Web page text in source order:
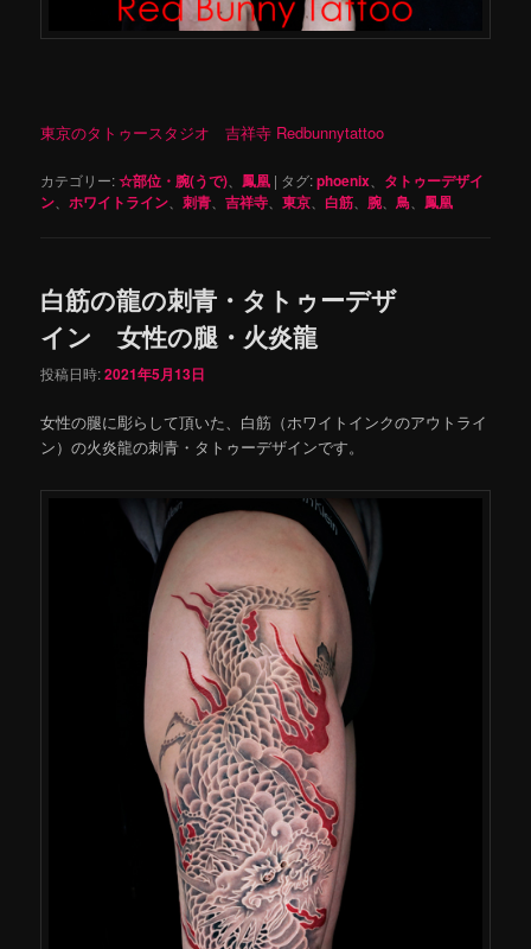
東京のタトゥースタジオ 吉祥寺 Redbunnytattoo
カテゴリー:☆部位・腕(うで) 鳳凰 | タグ:phoenix
タトゥーデザイ
ン 、ホワイトライン 、刺青 、吉祥寺 、東京 白筋 腕 、鳥 鳳凰
白筋の龍の刺青・タトゥーデザ
イン 女性の腿・火炎龍
投稿日時:2021年5月13日
女性の腿に彫らして頂いた、白筋（ホワイトインクのアウトライ
ン）の火炎龍の刺青・タトゥーデザインです。